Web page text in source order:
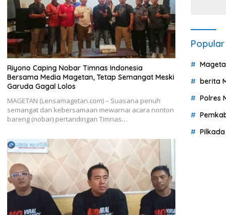
Riyono Caping Nobar Timnas Indonesia
Bersama Media Magetan, Tetap Semangat Meski
Garuda Gagal Lolos
MAGETAN (Lensamagetan.com) – Suasana penuh
semangat dan kebersamaan mewarnai acara nonton
bareng (nobar) pertandingan Timnas…
Popular
berita
Polres